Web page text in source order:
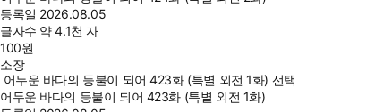
등록일 2026.08.05
글자수 약 4.1천 자
100원
소장
어두운 바다의 등불이 되어 423화 (특별 외전 1화) 선택
어두운 바다의 등불이 되어 423화 (특별 외전 1화)